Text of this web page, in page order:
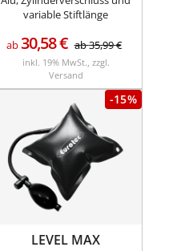
variable Stiftlänge
ab30,58€ ab35,99€
inkl. 19% MwSt., zzgl.
Versand
-15%
LEVEL MAX